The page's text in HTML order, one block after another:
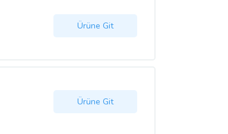
Ürüne Git
Ürüne Git